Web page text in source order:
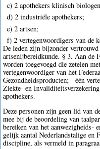
c) 2 apothekers klinisch
d) 2 industriële apothekers;
e) 2 artsen;
f) 2 vertegenwoordigers van de
De leden zijn bijzonder
artsenijbereidkunde. § 3. Aan de
worden toegevoegd die zetelen
vertegenwoordiger van het
Gezondheidsproducten; - één
Ziekte- en
apothekers.
Deze personen zijn geen lid van
mee bij de beoordeling van
bereiken van het aanwezigheids-
gelijk aantal Nederlandstalige en
discipline, als vermeld in